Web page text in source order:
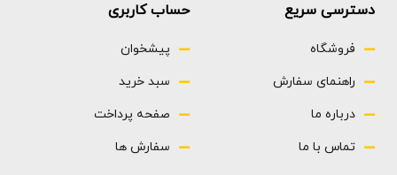
دسترسی سریع
فروشگاه
راهنمای سفارش
درباره ما
تماس با ما
حساب کاربری
پیشخوان
سبد خرید
صفحه پرداخت
سفارش ها